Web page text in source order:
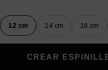
12 cm 14 cm 16 cm
CREAR